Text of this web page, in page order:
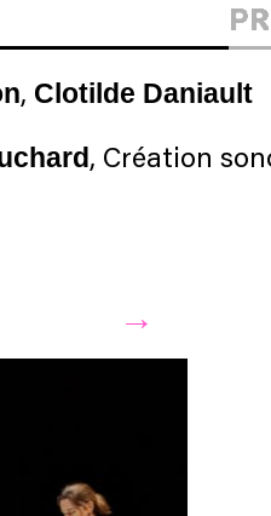
, Clotilde Daniault
, Création